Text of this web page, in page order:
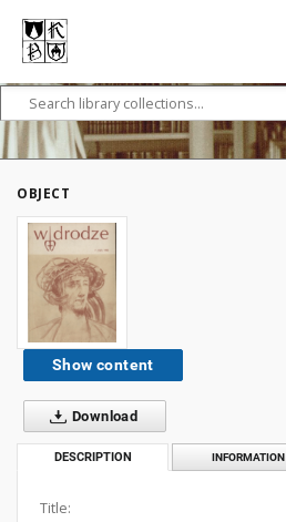
OBJECT
Show content
Download
DESCRIPTION INFORMATION
Title: